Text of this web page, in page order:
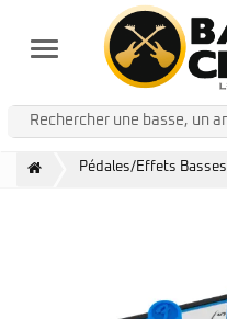
Menu
Pédales/Effets Basses